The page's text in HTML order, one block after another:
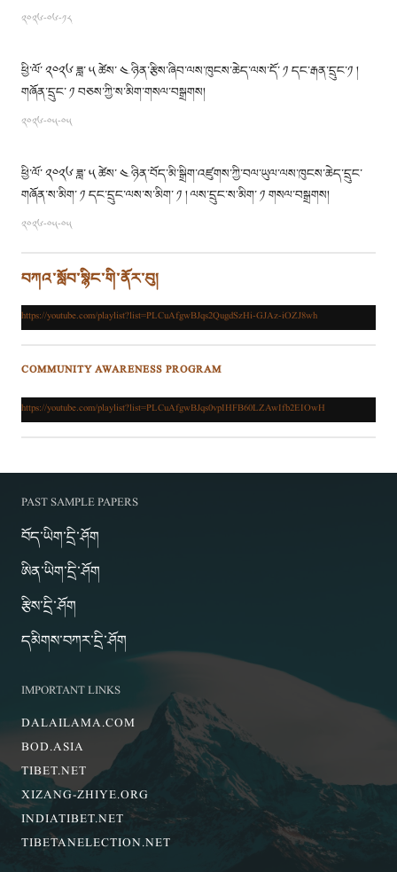
༢༠༢༦-༠༦-༡༨
ཕྱི་ལོ་ ༢༠༢༦ ཟླ་ ༥ ཚེས་ ༤ ཉིན་རྩིས་ཞིབ་ལས་ཁུངས་ཆེད་ལས་དོ་ ༡ དང་རྒན་དྲུང་༡ །
གཞོན་དྲུང་ ༡ བཅས་ཀྱི་ས་མིག་གསལ་བསྒྲགས།
༢༠༢༦-༠༥-༠༥
ཕྱི་ལོ་ ༢༠༢༦ ཟླ་ ༥ ཚེས་ ༤ ཉིན་བོད་མི་སྒྲིག་འཛུགས་ཀྱི་བལ་ཡུལ་ལས་ཁུངས་ཆེད་དྲུང་
གཞོན་ས་མིག་ ༡ དང་དྲུང་ལས་ས་མིག་ ༡ ། ལས་དྲུང་ས་མིག་ ༡ གསལ་བསྒྲགས།
༢༠༢༦-༠༥-༠༥
བཀའ་སློབ་སྙིང་གི་ནོར་བུ།
https://youtube.com/playlist?list=PLCuAfgwBJqs2QugdSzHi-GJAz-iOZJ8wh
COMMUNITY AWARENESS PROGRAM
https://youtube.com/playlist?list=PLCuAfgwBJqs0vpIHFB60LZAwIfb2EIOwH
PAST SAMPLE PAPERS
བོད་ཡིག་དྲི་ཤོག
ཨིན་ཡིག་དྲི་ཤོག
རྩིས་དྲི་ཤོག
དམིགས་བཀར་དྲི་ཤོག
IMPORTANT LINKS
DALAILAMA.COM
BOD.ASIA
TIBET.NET
XIZANG-ZHIYE.ORG
INDIATIBET.NET
TIBETANELECTION.NET